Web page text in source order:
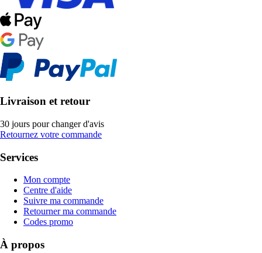
Livraison et retour
30 jours pour changer d'avis
Retournez votre commande
Services
Mon compte
Centre d'aide
Suivre ma commande
Retourner ma commande
Codes promo
À propos